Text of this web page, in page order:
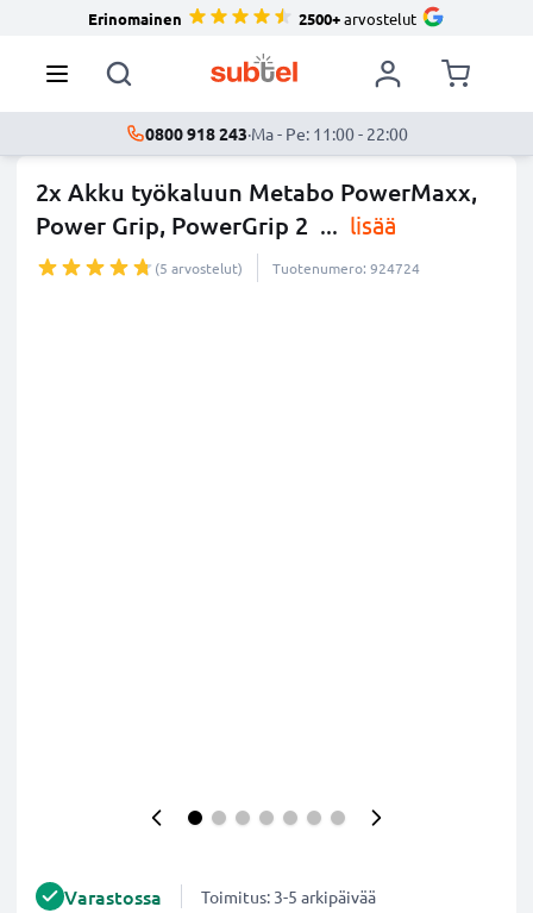
Erinomainen 2500+arvostelut
0800 918 243·Ma - Pe: 11:00 - 22:00
2x Akku työkaluun Metabo PowerMaxx,
Power Grip, PowerGrip 2 ... lisää
(5 arvostelut) Tuotenumero: 924724
Varastossa Toimitus: 3-5 arkipäivää